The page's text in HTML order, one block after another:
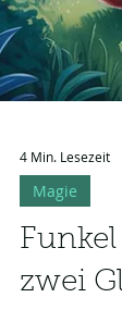
4 Min. Lesezeit